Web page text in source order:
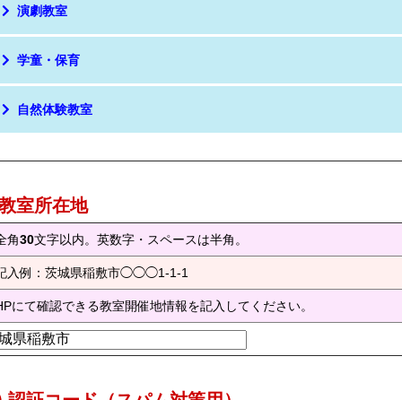
演劇教室
学童・保育
自然体験教室
室所在地
角30文字以内。英数字・スペースは半角。
入例：茨城県稲敷市◯◯◯1-1-1
にて確認できる教室開催地情報を記入してください。